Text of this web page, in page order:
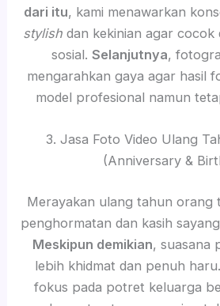
dari itu, kami menawarkan
stylish dan kekinian agar cocok
sosial. Selanjutnya,
mengarahkan gaya agar hasil
model profesional namun
3. Jasa Foto Video Ulang
(Anniversary &
Merayakan ulang tahun orang
penghormatan dan kasih
Meskipun demikian, suasana
lebih khidmat dan penuh haru.
fokus pada potret keluarga